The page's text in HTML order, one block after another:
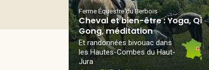
Ferme Équestre du Berbois
Cheval et bien-être : Yoga, Qi
Gong, méditation
Et randonnées bivouac dans
les Hautes-Combes du Haut-
Jura